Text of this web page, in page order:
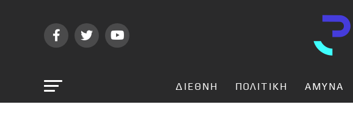
ΔΙΕΘΝΗ ΠΟΛΙΤΙΚΗ ΑΜΥΝΑ